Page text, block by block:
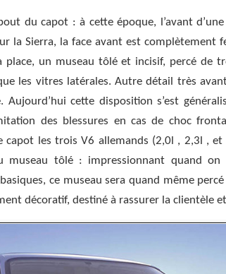
du capot : à cette époque, l’avant
la Sierra, la face avant est complètement
place, un museau tôlé et incisif, percé de
les vitres latérales. Autre détail très
cette disposition s’est
des blessures en cas de choc
capot les trois V6 allemands (2,0l , 2,3l ,
museau tôlé : impressionnant quand
ce museau sera quand même
décoratif, destiné à rassurer la clientèle